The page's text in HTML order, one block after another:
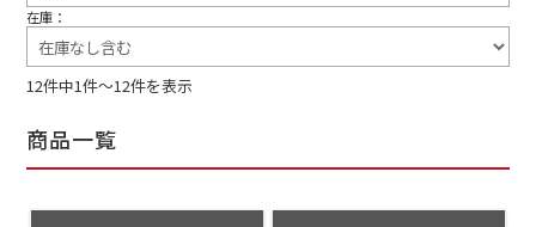
在庫：
12件中1件～12件を表示
商品一覧